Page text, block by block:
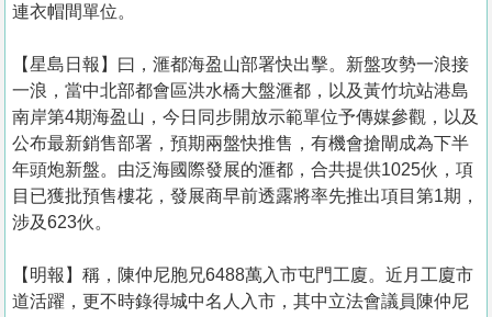
連衣帽間單位。
【星島日報】曰，滙都海盈山部署快出擊。新盤攻勢一浪接
一浪，當中北部都會區洪水橋大盤滙都，以及黃竹坑站港島
南岸第4期海盈山，今日同步開放示範單位予傳媒參觀，以及
公布最新銷售部署，預期兩盤快推售，有機會搶閘成為下半
年頭炮新盤。由泛海國際發展的滙都，合共提供1025伙，項
目已獲批預售樓花，發展商早前透露將率先推出項目第1期，
涉及623伙。
【明報】稱，陳仲尼胞兄6488萬入市屯門工廈。近月工廈市
道活躍，更不時錄得城中名人入市，其中立法會議員陳仲尼